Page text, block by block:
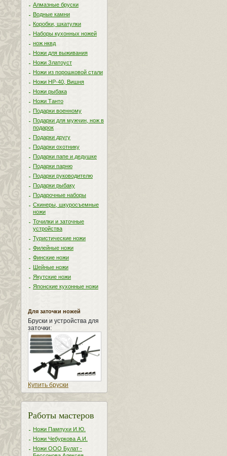
Алмазные бруски
Водные камни
Коробки, шкатулки
Наборы кухонных ножей
нож нквд
Ножи для выживания
Ножи Златоуст
Ножи из порошковой стали
Ножи НР-40, Вишня
Ножи рыбака
Ножи Танто
Подарки военному
Подарки для мужчин, нож в
подарок
Подарки другу
Подарки охотнику
Подарки папе и дедушке
Подарки парню
Подарки руководителю
Подарки рыбаку
Подарочные наборы
Скинеры, шкуросъемные
ножи
Точилки и заточные
устройства
Туристические ножи
Филейные ножи
Финские ножи
Шейные ножи
Якутские ножи
Японские кухонные ножи
Для заточки ножей
Бруски и устройства для
заточки:
Купить бруски
Работы мастеров
Ножи Пампухи И.Ю.
Ножи Чебуркова А.И.
Ножи ООО Булат -